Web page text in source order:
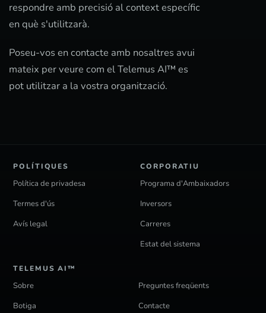
respondre amb precisió al context específic
en què s'utilitzarà.
Poseu-vos en contacte amb nosaltres avui
mateix per veure com el Telemus AI™ es
pot utilitzar a la vostra organització.
POLÍTIQUES
Política de privadesa
Termes d'ús
Avís legal
CORPORATIU
Programa d'Ambaixadors
Inversors
Carreres
Estat del sistema
TELEMUS AI™
Sobre
Preguntes freqüents
Botiga
Contacte